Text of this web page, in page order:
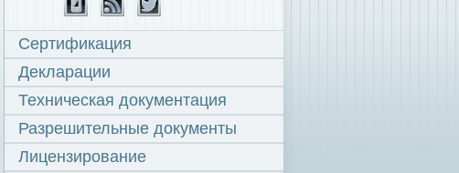
Сертификация
Декларации
Техническая документация
Разрешительные документы
Лицензирование